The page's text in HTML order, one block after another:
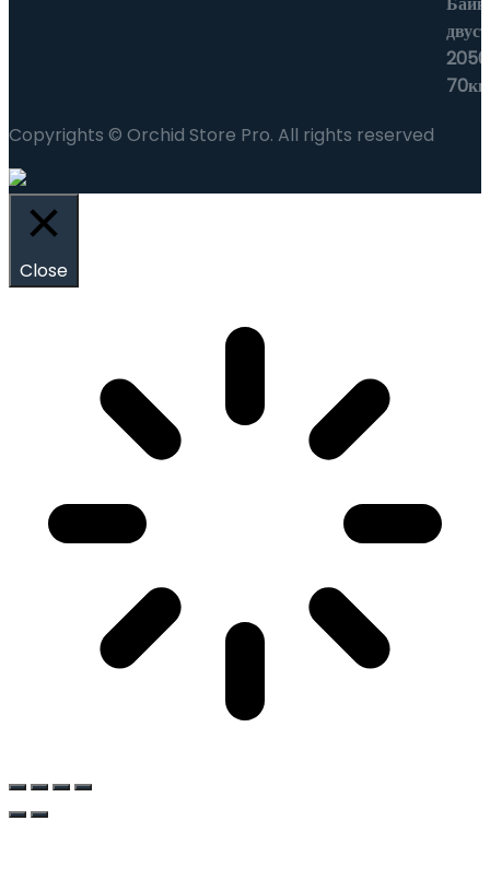
Copyrights © Orchid Store Pro. All rights reserved
Close